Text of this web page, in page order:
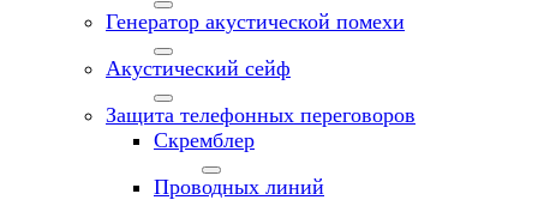
Генератор акустической помехи
Акустический сейф
Защита телефонных переговоров
Скремблер
Проводных линий